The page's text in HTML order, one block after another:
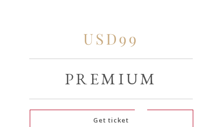
USD99
PREMIUM
Get ticket